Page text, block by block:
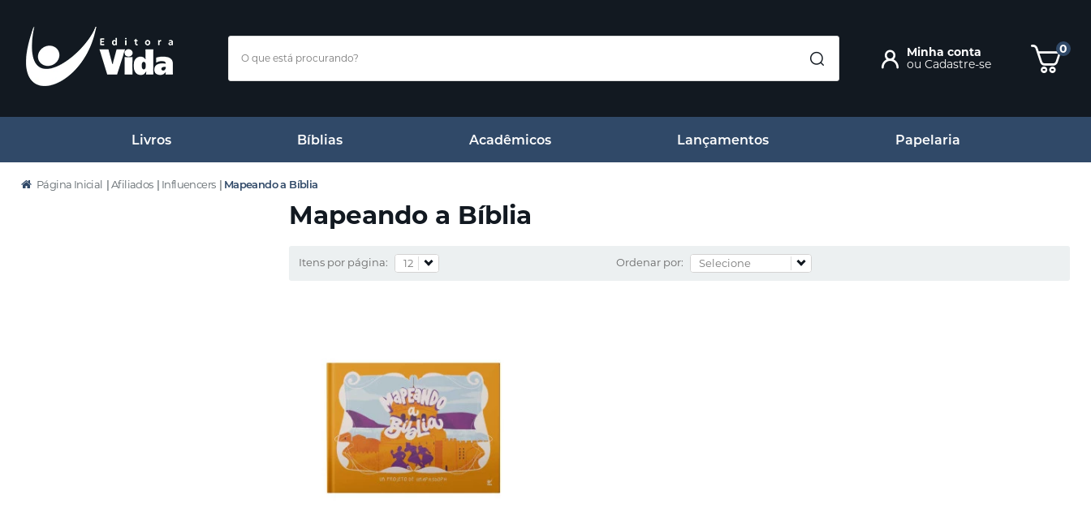
Minha conta
ou Cadastre-se
0
Livros Bíblias Acadêmicos Lançamentos Papelaria
Página Inicial |Afiliados | Influencers | Mapeando a Bíblia
Mapeando a Bíblia
Itens por página: Ordenar por: